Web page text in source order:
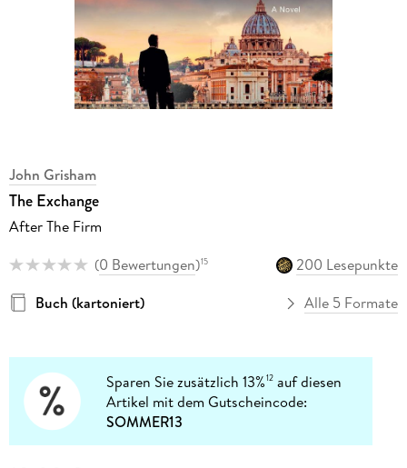
John Grisham
The Exchange
After The Firm
(0 Bewertungen)15
200 Lesepunkte
Buch (kartoniert)
Alle 5 Formate
Sparen Sie zusätzlich 13%12 auf diesen
Artikel mit dem Gutscheincode:
SOMMER13